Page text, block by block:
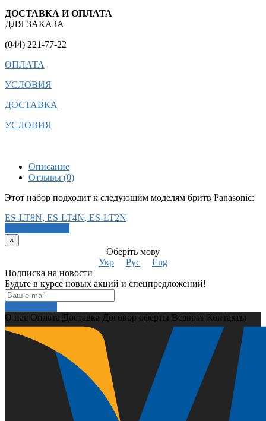
ДОСТАВКА И ОПЛАТА
ДЛЯ ЗАКАЗА
(044) 221-77-22
ОПЛАТА
УСЛОВИЯ
ДОСТАВКА
УСЛОВИЯ
Описание
Отзывы (0)
Этот набор подходит к следующим моделям бритв Panasonic:
ES-LT8N, ES-LT4N, ES-LT2N
×
Оберіть мову
Укр
Рус
Eng
Подписка на новости
Будьте в курсе новых акций и спецпредложений!
О нас Оплата Доставка Договор оферты Возврат Контакты